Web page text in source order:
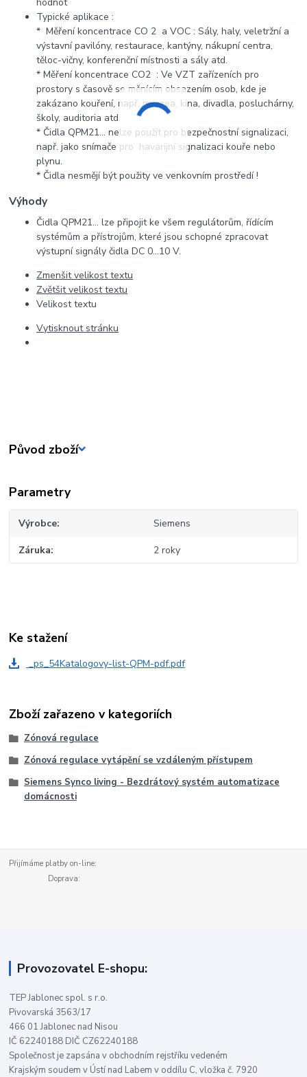
Typické aplikace :
* Měření koncentrace CO 2 a VOC : Sály, haly, veletržní a
výstavní pavilóny, restaurace, kantýny, nákupní centra,
těloc-vičny, konferenční místnosti a sály atd.
* Měření koncentrace CO2 : Ve VZT zařízeních pro
prostory s časově se měnícím obsazením osob, kde je
zakázano kouření, např. mu-zea, kina, divadla, posluchárny,
školy, auditoria atd.
* Čidla QPM21… nelze použít pro bezpečnostní signalizaci,
např. jako snímače pro havarijní signalizaci kouře nebo
plynu.
* Čidla nesmějí být použity ve venkovním prostředí !
Výhody
Čidla QPM21… lze připojit ke všem regulátorům, řídícím
systémům a přístrojům, které jsou schopné zpracovat
výstupní signály čidla DC 0...10 V.
Zmenšit velikost textu
Zvětšit velikost textu
Velikost textu
Vytisknout stránku
Původ zboží
Parametry
Výrobce Siemens
Záruka 2 roky
Ke stažení
_ps_54Katalogovy-list-QPM-pdf.pdf
Zboží zařazeno v kategoriích
Zónová regulace
Zónová regulace vytápění se vzdáleným přístupem
Siemens Synco living - Bezdrátový systém automatizace
domácnosti
Přijímáme platby on-line:
Doprava:
Provozovatel E-shopu:
TEP Jablonec spol. s r.o.
Pivovarská 3563/17
466 01 Jablonec nad Nisou
IČ 62240188 DIČ CZ62240188
Společnost je zapsána v obchodním rejstříku vedeném
Krajským soudem v Ústí nad Labem v oddílu C, vložka č. 7920